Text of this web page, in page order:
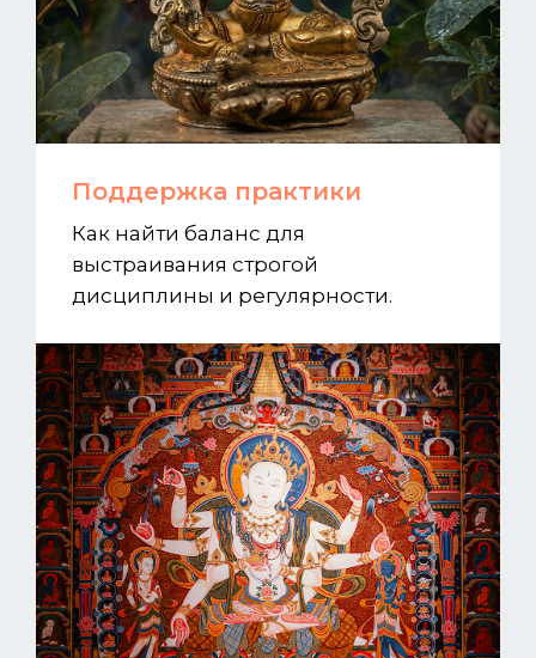
Поддержка практики
Как найти баланс для
выстраивания строгой
дисциплины и регулярности.